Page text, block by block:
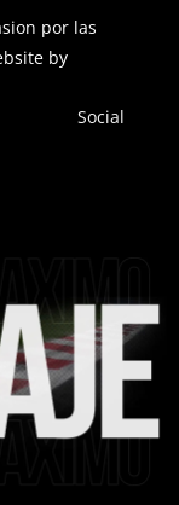
por las
by
Social